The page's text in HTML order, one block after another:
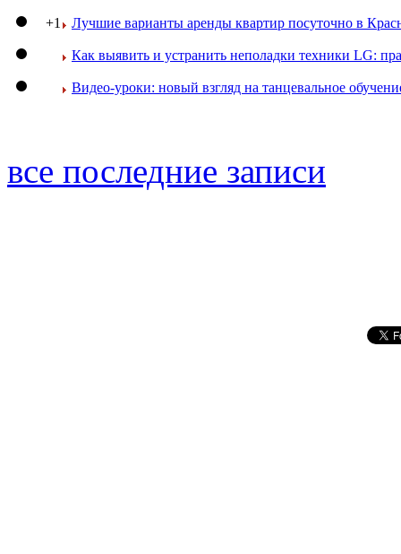
+1 Лучшие варианты аренды квартир посуточно в
Как выявить и устранить неполадки техники LG:
Видео-уроки: новый взгляд на танцевальное
все последние записи